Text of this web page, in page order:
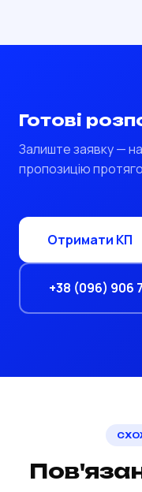
Готові
Залиште заявку —
пропозицію
Отримати КП
+38 (096) 906